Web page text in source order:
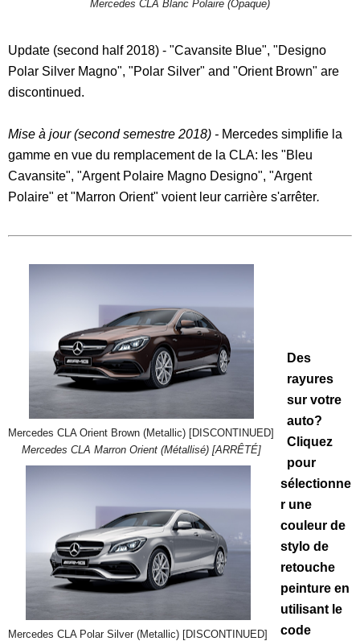
Mercedes CLA Blanc Polaire (Opaque)
Update (second half 2018) - "Cavansite Blue", "Designo
Polar Silver Magno", "Polar Silver" and "Orient Brown" are
discontinued.
Mise à jour (second semestre 2018) - Mercedes simplifie la
gamme en vue du remplacement de la CLA: les "Bleu
Cavansite", "Argent Polaire Magno Designo", "Argent
Polaire" et "Marron Orient" voient leur carrière s'arrêter.
Mercedes CLA Orient Brown (Metallic) [DISCONTINUED]
Mercedes CLA Marron Orient (Métallisé) [ARRÊTÉ]
Mercedes CLA Polar Silver (Metallic) [DISCONTINUED]
Des
rayures
sur votre
auto?
Cliquez
pour
sélectionne
r une
couleur de
stylo de
retouche
peinture en
utilisant le
code